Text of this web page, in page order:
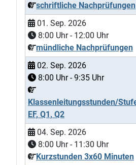
schriftliche Nachprüfungen
01. Sep. 2026
8:00 Uhr - 12:00 Uhr
mündliche Nachprüfungen
02. Sep. 2026
8:00 Uhr -9:35 Uhr
Klassenleitungsstunden/
EF, Q1, Q2
04. Sep. 2026
8:00 Uhr - 11:30 Uhr
Kurzstunden 3x60 Minuten